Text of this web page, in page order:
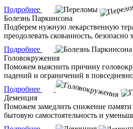
Подробнее
Болезнь Паркинсона
Подберем нужную лекарственную
преодолевать скованность, безопасно
Подробнее
Головокружения
Поможем выяснить причину
падений и ограничений в
Подробнее
Деменция
Поможем замедлить снижение
бытовую самостоятельность и